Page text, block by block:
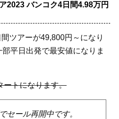
2023 バンコク4日間4.98万円
ツアーが49,800円～になり
平日出発で最安値になりま
ートになります。
セール再開中です。